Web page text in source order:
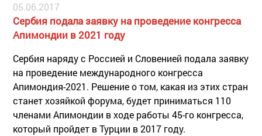
05.06.2017
Сербия подала заявку на проведение конгресса
Апимондии в 2021 году
Сербия наряду с Россией и Словенией подала заявку
на проведение международного конгресса
Апимондия-2021. Решение о том, какая из этих стран
станет хозяйкой форума, будет приниматься 110
членами Апимондии в ходе работы 45-го конгресса,
который пройдет в Турции в 2017 году.